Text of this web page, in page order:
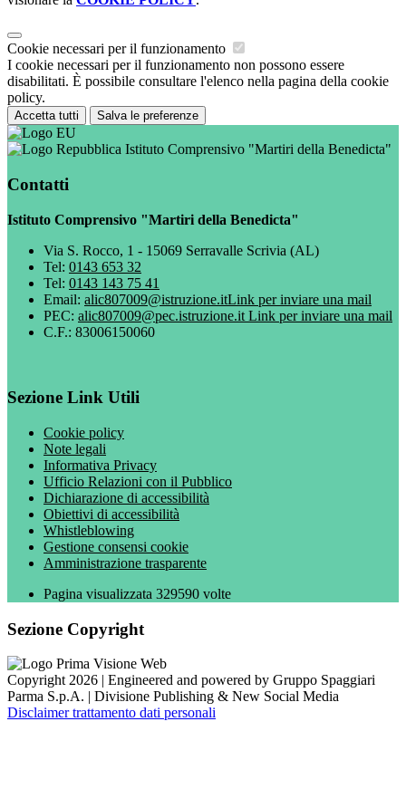
Cookie necessari per il funzionamento
I cookie necessari per il funzionamento non possono essere
disabilitati. È possibile consultare l'elenco nella pagina della cookie
policy.
Accetta tutti Salva le preferenze
Istituto Comprensivo "Martiri della Benedicta"
Contatti
Istituto Comprensivo "Martiri della Benedicta"
Via S. Rocco, 1 - 15069 Serravalle Scrivia (AL)
Tel: 0143 653 32
Tel: 0143 143 75 41
Email: alic807009@istruzione.itLink per inviare una mail
PEC: alic807009@pec.istruzione.it Link per inviare una mail
C.F.: 83006150060
Sezione Link Utili
Cookie policy
Note legali
Informativa Privacy
Ufficio Relazioni con il Pubblico
Dichiarazione di accessibilità
Obiettivi di accessibilità
Whistleblowing
Gestione consensi cookie
Amministrazione trasparente
Pagina visualizzata 329590 volte
Sezione Copyright
Copyright 2026 | Engineered and powered by Gruppo Spaggiari
Parma S.p.A. | Divisione Publishing & New Social Media
Disclaimer trattamento dati personali